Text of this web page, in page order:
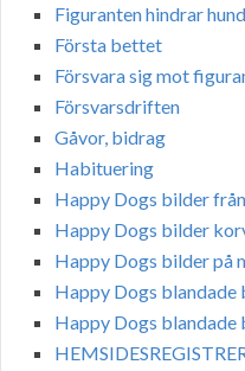
Figuranten hindrar
Första bettet
Försvara sig mot
Försvarsdriften
Gåvor, bidrag
Habituering
Happy Dogs bilder
Happy Dogs bilder
Happy Dogs bilder på
Happy Dogs blandade
Happy Dogs blandade